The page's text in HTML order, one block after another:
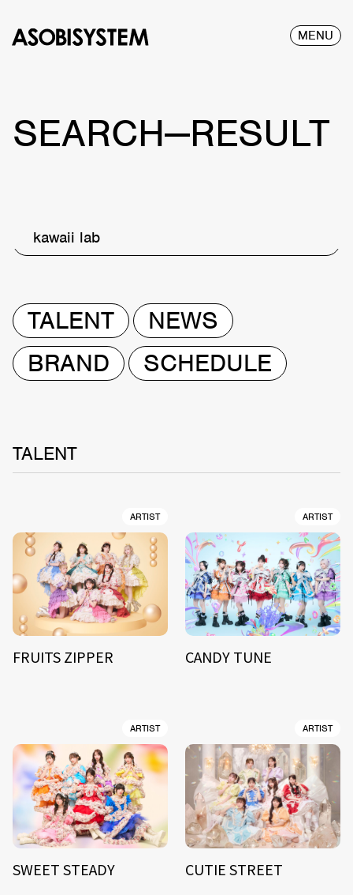
MENU
SEARCH—RESULT
kawaii lab
TALENT
NEWS
BRAND
SCHEDULE
TALENT
ARTIST
FRUITS ZIPPER
ARTIST
CANDY TUNE
ARTIST
SWEET STEADY
ARTIST
CUTIE STREET